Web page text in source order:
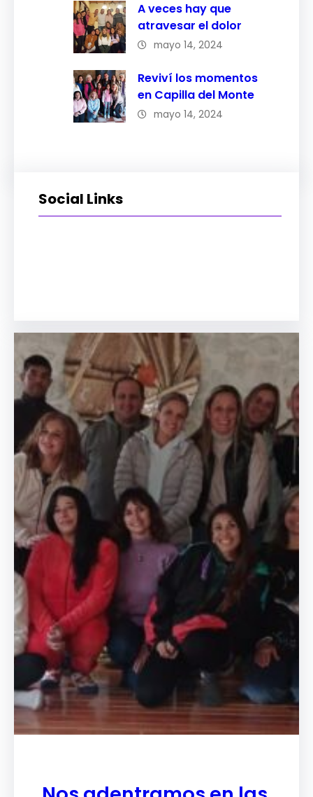
A veces hay que
atravesar el dolor
mayo 14, 2024
Reviví los momentos
en Capilla del Monte
mayo 14, 2024
Social Links